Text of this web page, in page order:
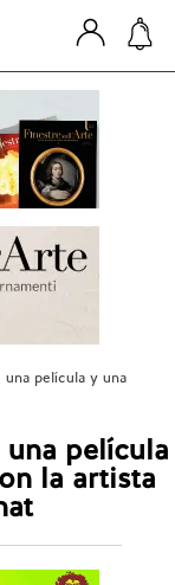
una película y una
película
la artista